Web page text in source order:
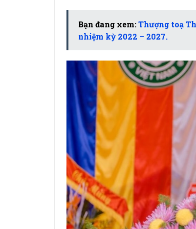
Bạn đang xem:Thượng toạ
nhiệm kỳ 2022 – 2027.